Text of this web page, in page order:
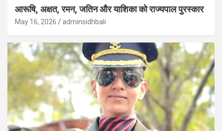
आरूषि, अक्षत, रमन, जतिन और याशिका को राज्यपाल पुरस्कार
May 16, 2026 adminsidhbali